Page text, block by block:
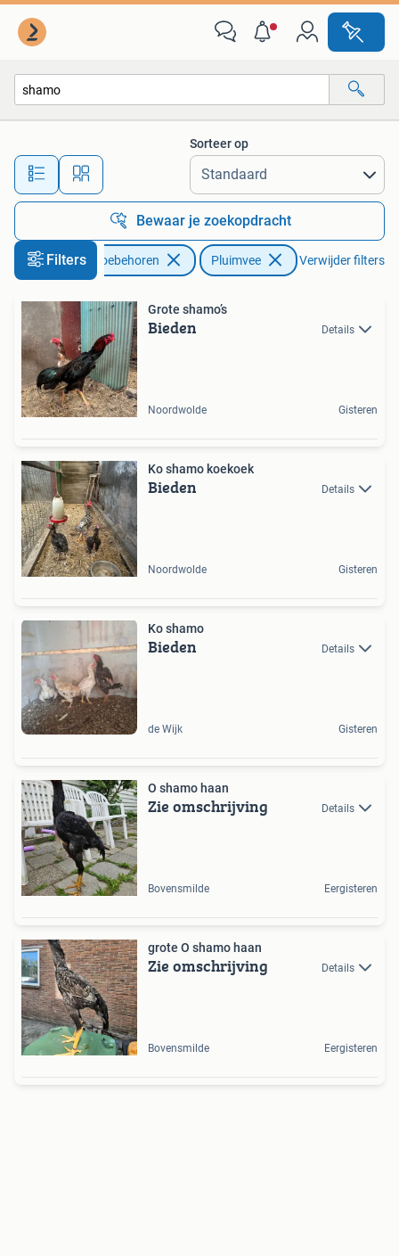
Alle afstanden…
Sorteer op
Bewaar je zoekopdracht
Filters
Dieren en Toebehoren Pluimvee Verwijder filters
Grote shamo’s
Bieden Details
Noordwolde Gisteren
Ko shamo koekoek
Bieden Details
Noordwolde Gisteren
Ko shamo
Bieden Details
de Wijk Gisteren
O shamo haan
Zie omschrijving Details
Bovensmilde Eergisteren
grote O shamo haan
Zie omschrijving Details
Bovensmilde Eergisteren